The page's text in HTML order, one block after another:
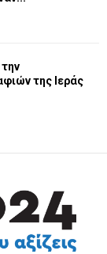
της Ιεράς